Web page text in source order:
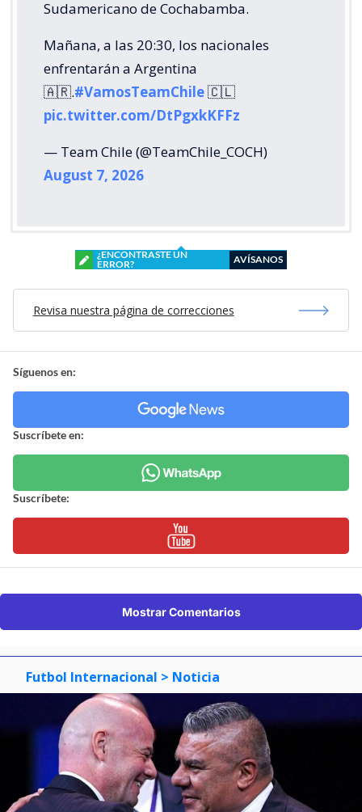
Sudamericano de Cochabamba.
Mañana, a las 20:30, los nacionales
enfrentarán a Argentina
🇦🇷.#VamosTeamChile🇨🇱
pic.twitter.com/DtPgxkKFFz
— Team Chile (@TeamChile_COCH)
August 7, 2026
¿ENCONTRASTE UN
ERROR?
AVÍSANOS
Revisa nuestra página de correcciones
Síguenos en:
Suscríbete en:
Suscríbete:
Mostrar Comentarios
Futbol Internacional > Noticia